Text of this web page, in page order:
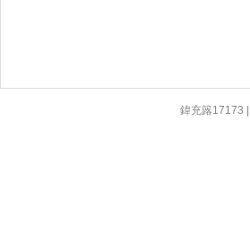
鍏充簬17173